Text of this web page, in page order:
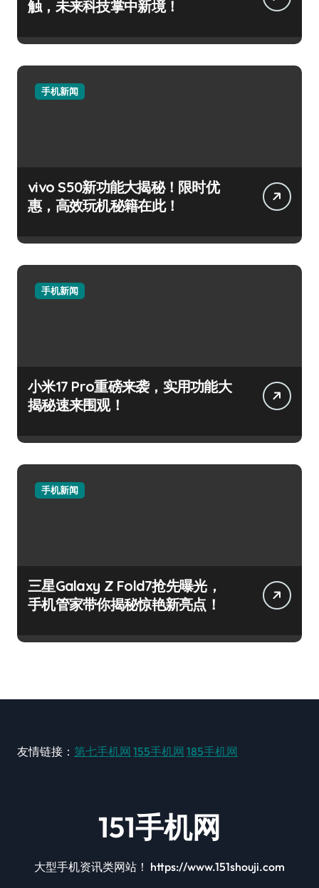
触，未来科技掌中新境！
手机新闻
vivo S50新功能大揭秘！限时优
惠，高效玩机秘籍在此！
手机新闻
小米17 Pro重磅来袭，实用功能大
揭秘速来围观！
手机新闻
三星Galaxy Z Fold7抢先曝光，
手机管家带你揭秘惊艳新亮点！
友情链接： 第七手机网 155手机网 185手机网
151手机网
大型手机资讯类网站！ https://www.151shouji.com